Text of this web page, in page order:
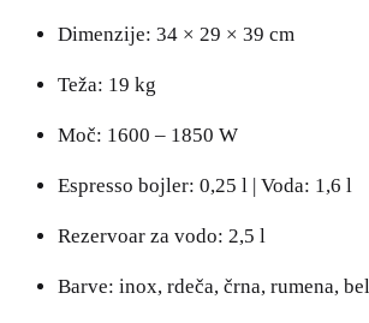
Dimenzije: 34 × 29 × 39 cm
Teža: 19 kg
Moč: 1600 – 1850 W
Espresso bojler: 0,25 l | Voda: 1,6 l
Rezervoar za vodo: 2,5 l
Barve: inox, rdeča, črna, rumena,